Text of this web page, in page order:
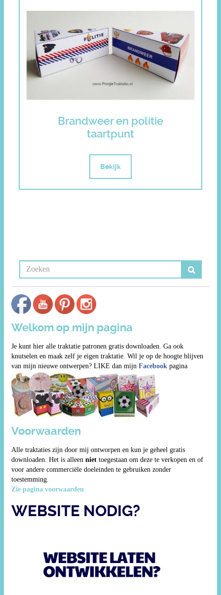
Brandweer en politie
taartpunt
Bekijk
Welkom op mijn pagina
Je kunt hier alle traktatie patronen gratis downloaden. Ga ook
knutselen en maak zelf je eigen traktatie. Wil je op de hoogte blijven
van mijn nieuwe ontwerpen? LIKE dan mijn Facebook pagina
Voorwaarden
Alle traktaties zijn door mij ontworpen en kun je geheel gratis
downloaden. Het is alleen niet toegestaan om deze te verkopen en of
voor andere commerciële doeleinden te gebruiken zonder
toestemming.
Zie pagina voorwaarden
WEBSITE NODIG?